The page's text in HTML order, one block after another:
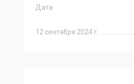
Дата
12 сентября 2024 г.